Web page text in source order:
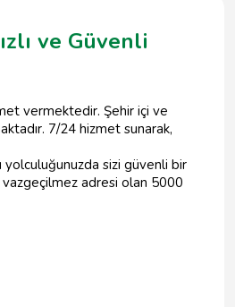
ve Güvenli
vermektedir. Şehir içi ve
7/24 hizmet sunarak,
sizi güvenli bir
vazgeçilmez adresi olan 5000